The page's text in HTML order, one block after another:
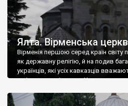
Ялта. Вірменська
Вірменія першою серед країн світу
як державну релігію, й на подив
українців, які усіх кавказців
є відданими вірянами Христа